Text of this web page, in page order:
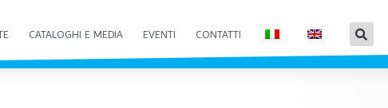
CATALOGHI E MEDIA EVENTI CONTATTI